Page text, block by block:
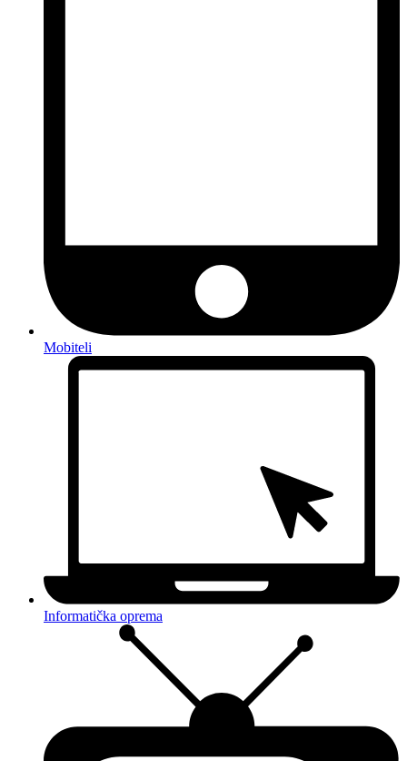
Mobiteli
Informatička oprema